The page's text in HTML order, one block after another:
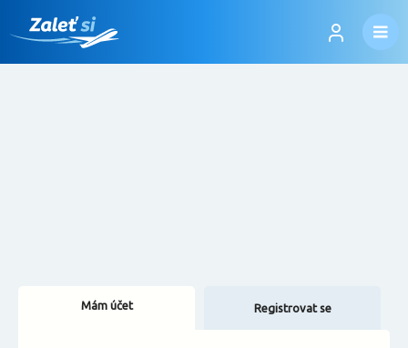
Mám účet Registrovat se